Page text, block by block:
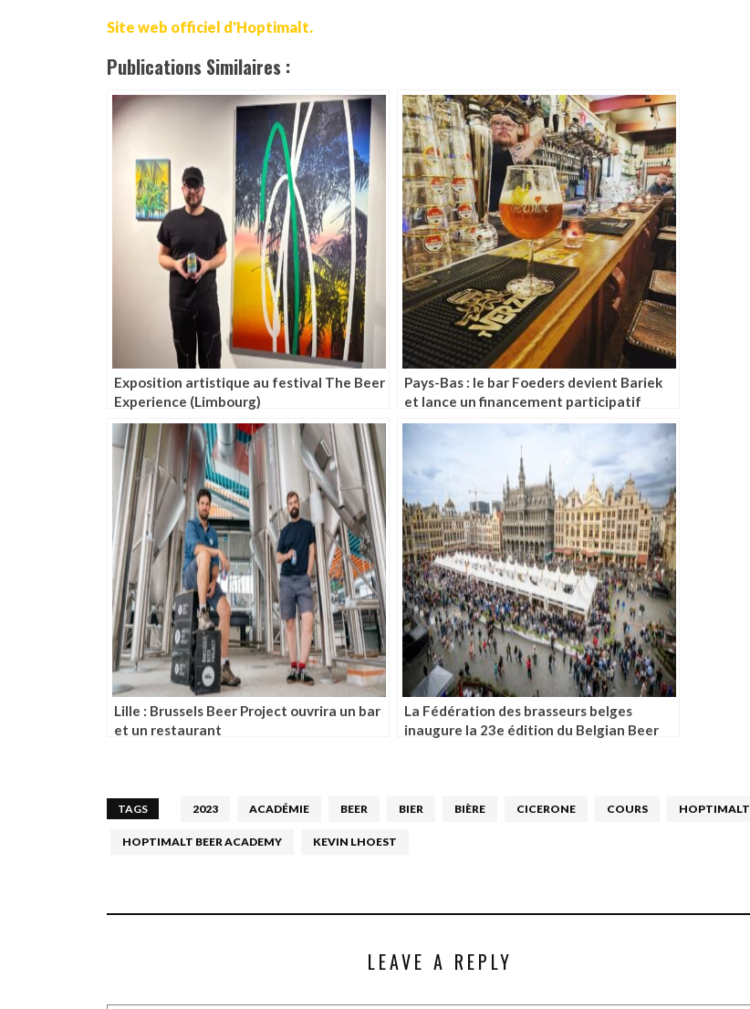
Site web officiel d'Hoptimalt.
Publications Similaires :
Exposition artistique au festival The Beer
Experience (Limbourg)
Pays-Bas : le bar Foeders devient Bariek
et lance un financement participatif
Lille : Brussels Beer Project ouvrira un bar
et un restaurant
La Fédération des brasseurs belges
inaugure la 23e édition du Belgian Beer
TAGS 2023 ACADÉMIE BEER BIER BIÈRE CICERONE COURS HOPTIMALT
HOPTIMALT BEER ACADEMY KEVIN LHOEST
LEAVE A REPLY